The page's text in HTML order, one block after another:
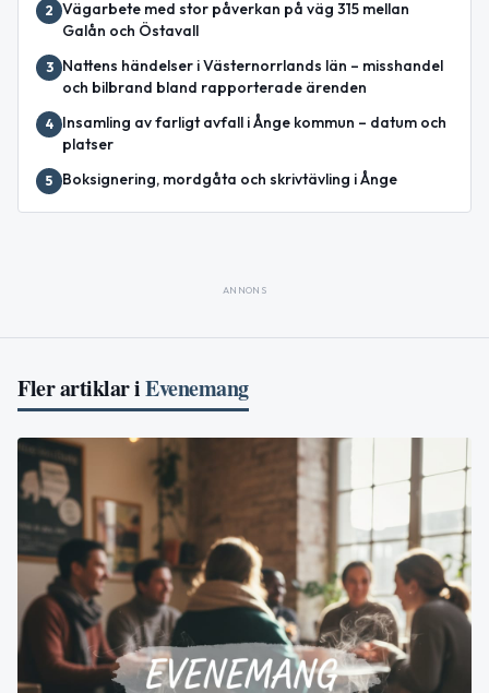
2 Vägarbete med stor påverkan på väg 315 mellan
Galån och Östavall
3
Nattens händelser i Västernorrlands län – misshandel
och bilbrand bland rapporterade ärenden
4
Insamling av farligt avfall i Ånge kommun – datum och
platser
5 Boksignering, mordgåta och skrivtävling i Ånge
ANNONS
Fler artiklar iEvenemang